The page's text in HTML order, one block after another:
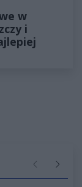
w
i
Poprzednie